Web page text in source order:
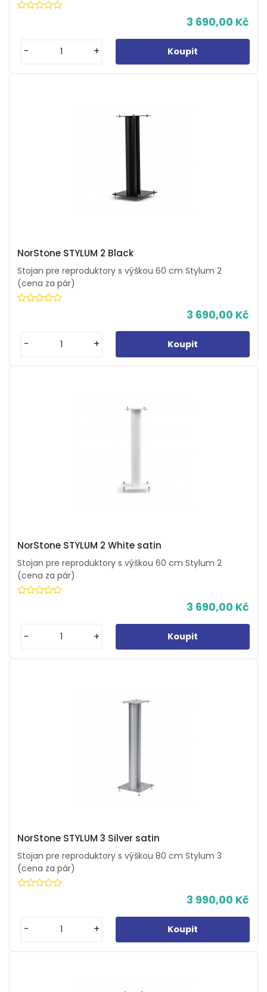
3 690,00 Kč
- +
NorStone STYLUM 2 Black
Stojan pre reproduktory s výškou 60 cm Stylum 2
(cena za pár)
3 690,00 Kč
- +
NorStone STYLUM 2 White satin
Stojan pre reproduktory s výškou 60 cm Stylum 2
(cena za pár)
3 690,00 Kč
- +
NorStone STYLUM 3 Silver satin
Stojan pre reproduktory s výškou 80 cm Stylum 3
(cena za pár)
3 990,00 Kč
- +